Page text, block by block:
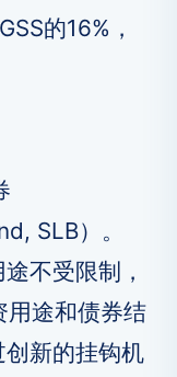
的16%，
SLB）。
不受限制，
用途和债券结
新的挂钩机